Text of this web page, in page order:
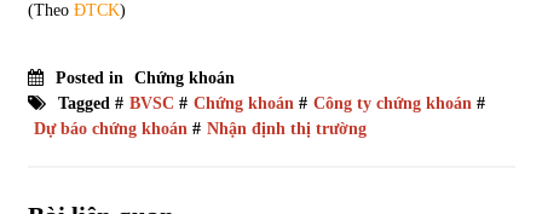
(Theo ĐTCK)
Posted in Chứng khoán
Tagged # BVSC # Chứng khoán# Công ty chứng khoán#
Dự báo chứng khoán# Nhận định thị trường